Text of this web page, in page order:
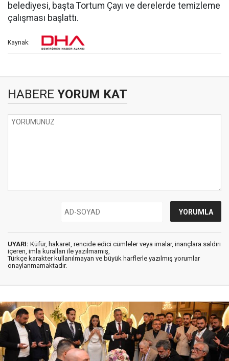
belediyesi, başta Tortum Çayı ve derelerde temizleme
çalışması başlattı.
Kaynak:
HABERE YORUM KAT
UYARI: Küfür, hakaret, rencide edici cümleler veya imalar, inançlara saldırı
içeren, imla kuralları ile yazılmamış,
Türkçe karakter kullanılmayan ve büyük harflerle yazılmış yorumlar
onaylanmamaktadır.